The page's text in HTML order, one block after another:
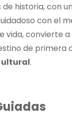
historia, con
con el
vida, convierte a
de primera
.